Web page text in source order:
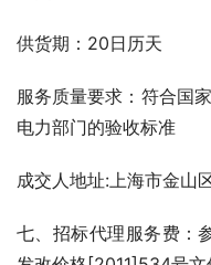
供货期：20日历天
服务质量要求：符合国
电力部门的验收标准
成交人地址:上海市金山
七、招标代理服务费：